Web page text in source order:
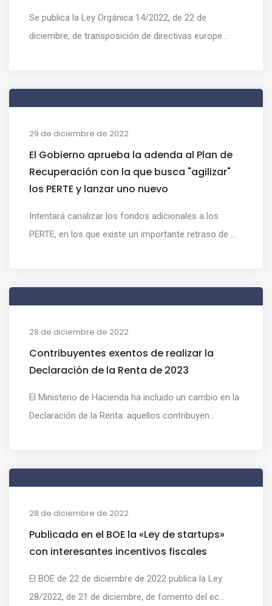
Se publica la Ley Orgánica 14/2022, de 22 de
diciembre, de transposición de directivas europe...
29 de diciembre de 2022
El Gobierno aprueba la adenda al Plan de
Recuperación con la que busca "agilizar"
los PERTE y lanzar uno nuevo
Intentará canalizar los fondos adicionales a los
PERTE, en los que existe un importante retraso de ...
28 de diciembre de 2022
Contribuyentes exentos de realizar la
Declaración de la Renta de 2023
El Ministerio de Hacienda ha incluido un cambio en la
Declaración de la Renta: aquellos contribuyen...
28 de diciembre de 2022
Publicada en el BOE la «Ley de startups»
con interesantes incentivos fiscales
El BOE de 22 de diciembre de 2022 publica la Ley
28/2022, de 21 de diciembre, de fomento del ec...